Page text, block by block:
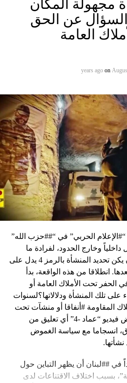
مجهولة المكان
عن الحق
العامة
on
الحربي” في “##حزب الله”
4” يتفاعل داخلياً وخارج الحدود، لفرادة ما
كشف عنه من قدرات، وإن يكن تحديد المنشأة بالرمز 4 يدل على
انطلاقا من هذه الواقعة، بدأ
الحفر تحت الأملاك العامة أو
على تلك المنشأة ودلالاتها؟لسنوات
المقاومة #أنفاقا أو منشآت تحت
الأرض، ولم يصدر قبل عرض فيديو “عماد -4” أي تعليق من
انسجاما مع سياسة الغموض
نشأتها.
في ##لبنان أن يظهر التباين حول
بسبب اختلاف الاقتناعات لدى